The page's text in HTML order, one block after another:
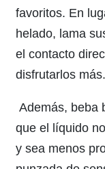
favoritos. En
helado, lama
el contacto
disfrutarlos más.
Además, beba
que el líquido
y sea menos